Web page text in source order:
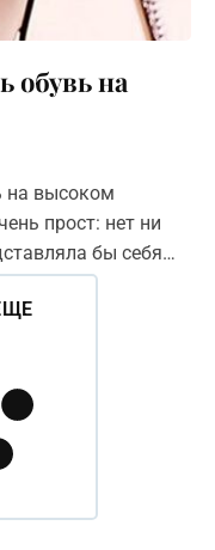
обувь на
на высоком
прост: нет ни
бы себя
в толпе.